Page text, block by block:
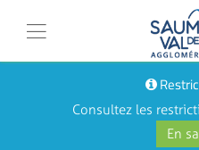
Consultez les
En